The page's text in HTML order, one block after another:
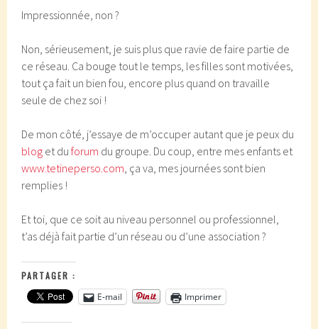
Impressionnée, non ?
Non, sérieusement, je suis plus que ravie de faire partie de
ce réseau. Ca bouge tout le temps, les filles sont motivées,
tout ça fait un bien fou, encore plus quand on travaille
seule de chez soi !
De mon côté, j’essaye de m’occuper autant que je peux du
blog et duforum du groupe. Du coup, entre mes enfants et
www.tetineperso.com, ça va, mes journées sont bien
remplies !
Et toi, que ce soit au niveau personnel ou professionnel,
t’as déjà fait partie d’un réseau ou d’une association ?
PARTAGER :
E-mail
Imprimer